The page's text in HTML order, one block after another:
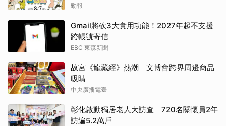
勁報
Gmail將砍3大實用功能！2027年起不支援
跨帳號寄信
EBC 東森新聞
故宮《龍藏經》熱潮 文博會跨界周邊商品
吸睛
中央廣播電臺
彰化啟動獨居老人大訪查 720名關懷員2年
訪遍5.2萬戶